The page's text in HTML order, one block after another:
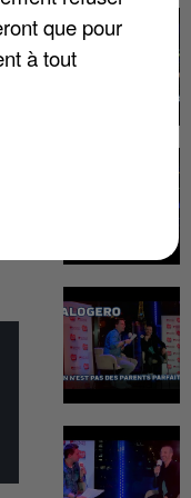
que pour
à tout